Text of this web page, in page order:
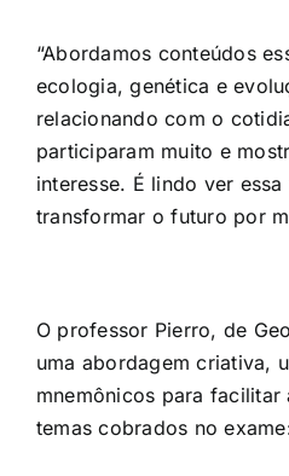
“Abordamos conteúdos
ecologia, genética e
relacionando com o
participaram muito e
interesse. É lindo ver
transformar o futuro por
O professor Pierro, de
uma abordagem criativa,
mnemônicos para
temas cobrados no